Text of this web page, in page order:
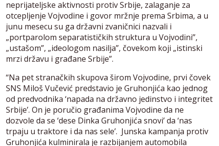
neprijateljske aktivnosti protiv Srbije, zalaganje za
otcepljenje Vojvodine i govor mržnje prema Srbima, a u
junu mesecu su ga državni zvaničnici nazvali i
„portparolom separatističkih struktura u Vojvodini”,
„ustašom”, „ideologom nasilja”, čovekom koji „istinski
mrzi državu i građane Srbije”.
“Na pet stranačkih skupova širom Vojvodine, prvi čovek
SNS Miloš Vučević predstavio je Gruhonjića kao jednog
od predvodnika ‘napada na državno jedinstvo i integritet
Srbije’. On je poručio građanima Vojvodine da ne
dozvole da se ‘dese Dinka Gruhonjića snovi’ da ‘nas
trpaju u traktore i da nas sele’. Junska kampanja protiv
Gruhonjića kulminirala je razbijanjem automobila